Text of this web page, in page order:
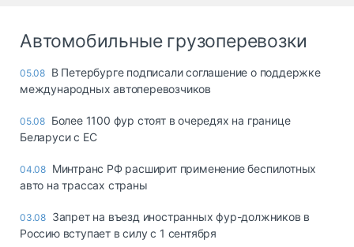
Автомобильные грузоперевозки
05.08 В Петербурге подписали соглашение о поддержке
международных автоперевозчиков
05.08 Более 1100 фур стоят в очередях на границе
Беларуси с ЕС
04.08 Минтранс РФ расширит применение беспилотных
авто на трассах страны
03.08 Запрет на въезд иностранных фур-должников в
Россию вступает в силу с 1 сентября